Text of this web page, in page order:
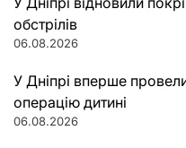
обстрілів
06.08.2026
У Дніпрі вперше
операцію дитині
06.08.2026